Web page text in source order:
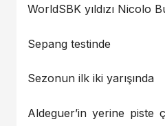
WorldSBK yıldızı Nicolo
Sepang testinde
Sezonun ilk iki yarışında
Aldeguer’in yerine piste